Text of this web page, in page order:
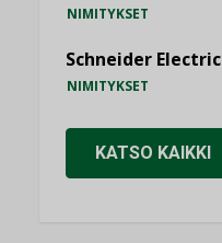
NIMITYKSET
Schneider Electric
NIMITYKSET
KATSO KAIKKI